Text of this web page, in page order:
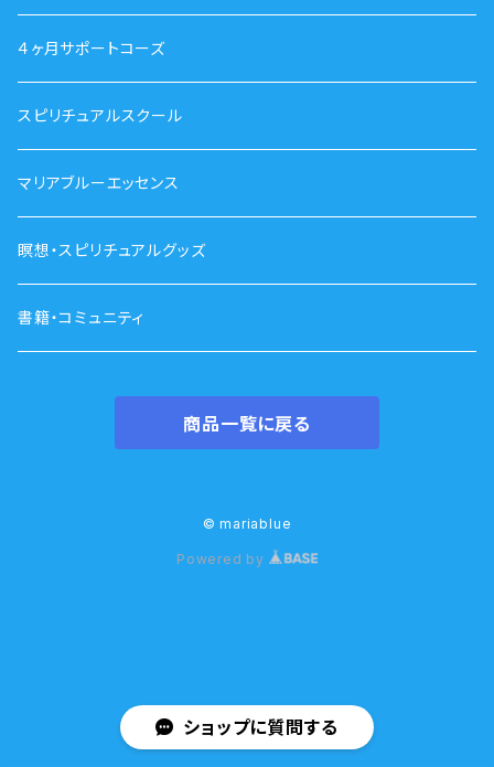
ショップに質問する
４ヶ月サポートコーズ
スピリチュアルスクール
マリアブルーエッセンス
瞑想・スピリチュアルグッズ
書籍・コミュニティ
商品一覧に戻る
© mariablue
Powered by